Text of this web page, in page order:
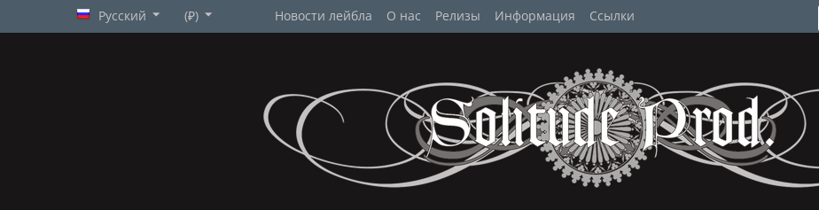
Русский (₽) Новости лейбла О нас Релизы Информация Ссылки